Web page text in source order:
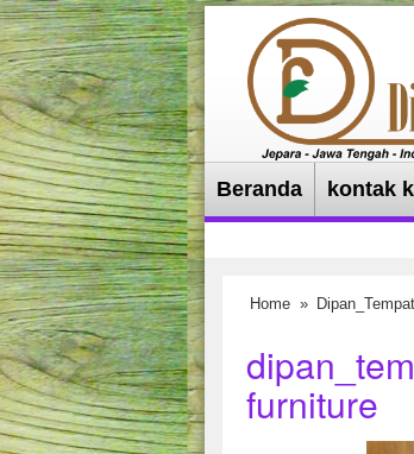
Beranda kontak
Home »
furniture